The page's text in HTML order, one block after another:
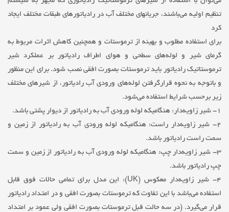
تنظیم اولیه می‌باشند، جریانهای مختلف آب در رادیاتورهای طبقات مختلف ایجاد
کرد
برای استفاده مطلوب و بهینه از ترموستات و همچنین کاهش اثرات مربوط به
گرمای شیر و لوله‌های سطحی و هوای اطراف رادیاتور بر عملکرد شیر
ترموستاتیک رادیاتور باید ترموستات بصورت افقی نصب شود. برای این منظور
و باتوجه به نحوه قرارگرفتن لوله‌های ورودی آب رادیاتور، از شیرهای مختلف
زیر برحسب شرایط استفاده می‌شود.
۱- شیر زاویه‌دار: هنگامیکه لوله ورودی آب به رادیاتور از دیوار پشتی باشد.
۲- شیر زاویه‌دار راست: هنگامیکه لوله ورودی آب به رادیاتور از زمین و
سمت راست رادیاتور باشد.
۳- شیر زاویه‌دار چپ: هنگامیکه لوله ورودی آب به رادیاتور از زمین و سمت
چپ رادیاتور باشد.
۴- شیر زاویه‌دار معکوس (UK): این مدل برای تمامی حالات فوق قابل
استفاده می‌باشد با این تفاوت که ترموستات بصورت افقی و در امتداد رادیاتور
قرار می‌گیرد. (در سه حالت قبل ترموستات بصورت افقی ولی عمود بر امتداد